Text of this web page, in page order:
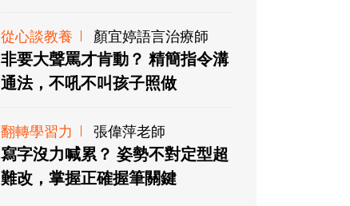
從心談教養 顏宜婷語言治療師
非要大聲罵才肯動？ 精簡指令溝
通法，不吼不叫孩子照做
翻轉學習力 張偉萍老師
寫字沒力喊累？ 姿勢不對定型超
難改，掌握正確握筆關鍵